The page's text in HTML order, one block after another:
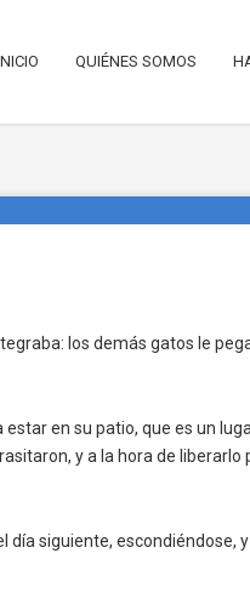
QUIÉNES SOMOS
los demás gatos le
en su patio, que es un
y a la hora de
siguiente, escondiéndose,